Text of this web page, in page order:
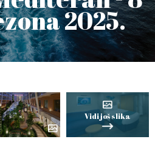
2025.
Vidi još slika